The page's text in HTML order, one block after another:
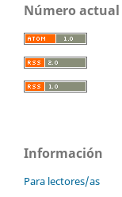
Número actual
Información
Para lectores/as